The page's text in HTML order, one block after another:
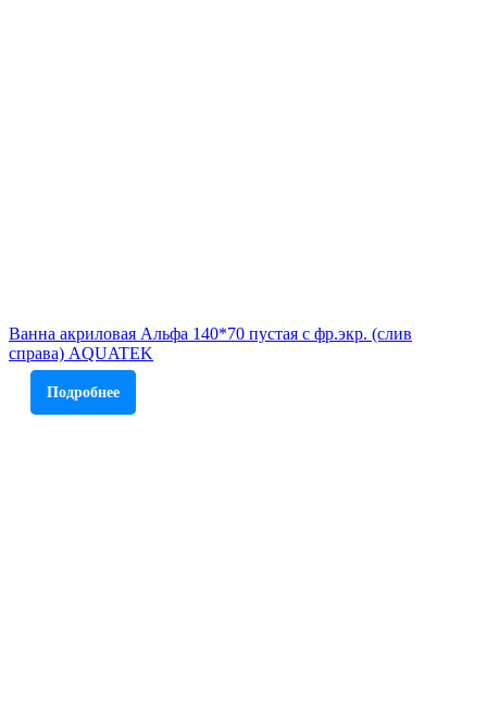
Ванна акриловая Альфа 140*70 пустая с фр.экр. (слив
справа) AQUATEK
Подробнее